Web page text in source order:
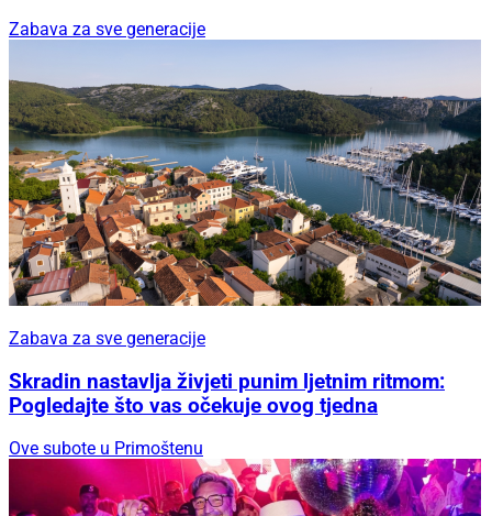
Zabava za sve generacije
Zabava za sve generacije
Skradin nastavlja živjeti punim ljetnim ritmom:
Pogledajte što vas očekuje ovog tjedna
Ove subote u Primoštenu